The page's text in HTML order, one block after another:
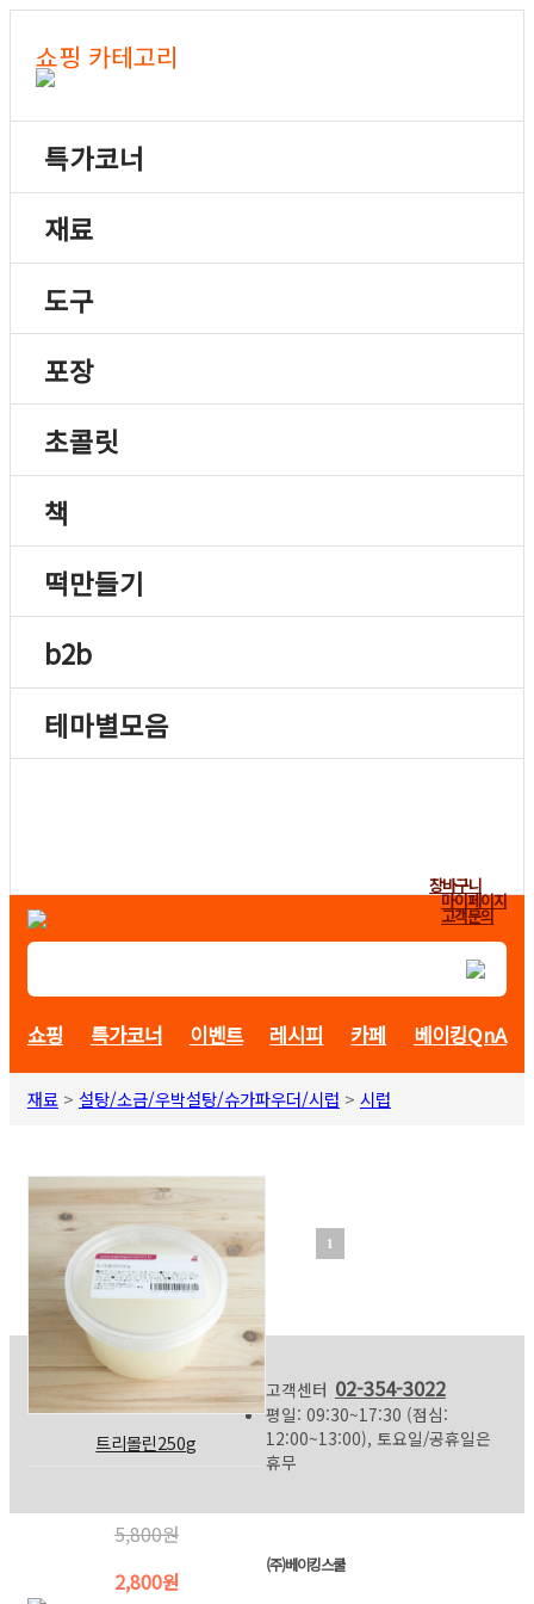
쇼핑 카테고리
특가코너
재료
도구
포장
초콜릿
책
떡만들기
b2b
테마별모음
장바구니
마이페이지
고객문의
쇼핑 특가코너 이벤트 레시피 카페 베이킹QnA
재료> 설탕/소금/우박설탕/슈가파우더/시럽 > 시럽
트리몰린250g
5,800원
2,800원
1
고객센터 02-354-3022
평일: 09:30~17:30 (점심:
12:00~13:00), 토요일/공휴일은
휴무
(주)베이킹스쿨